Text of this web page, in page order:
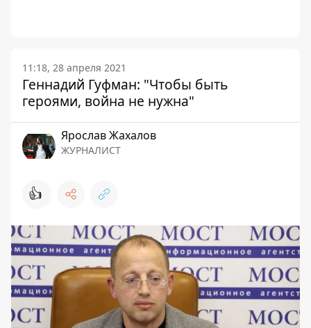
11:18, 28 апреля 2021
Геннадий Гуфман: "Чтобы быть
героями, война не нужна"
Ярослав Жахалов
ЖУРНАЛИСТ
👍